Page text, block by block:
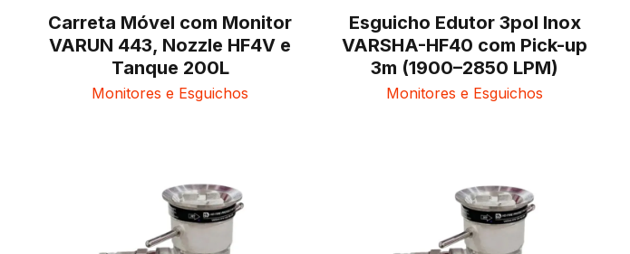
Carreta Móvel com Monitor
VARUN 443, Nozzle HF4V e
Tanque 200L
Monitores e Esguichos
Esguicho Edutor 3pol Inox
VARSHA-HF40 com Pick-up
3m (1900–2850 LPM)
Monitores e Esguichos